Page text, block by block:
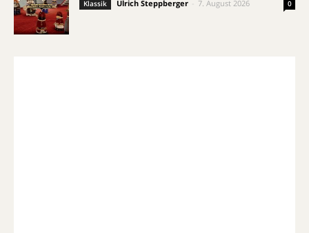
Klassik Ulrich Steppberger 7. August 2026 0